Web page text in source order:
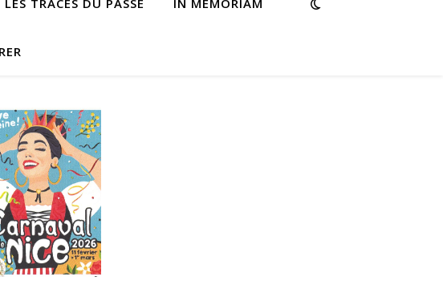
LES TRACES DU PASSÉ IN MEMORIAM